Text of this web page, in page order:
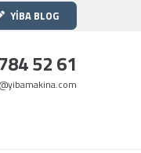
YİBA BLOG
52 61